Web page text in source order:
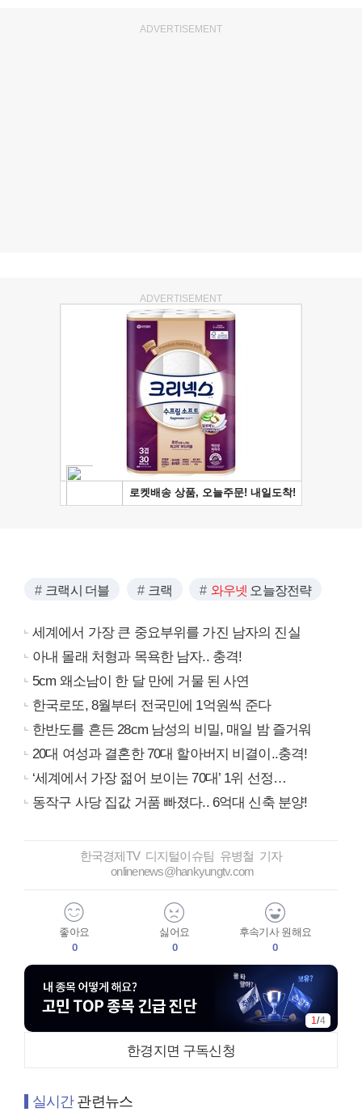
ADVERTISEMENT
ADVERTISEMENT
크랙시 더블 크랙 와우넷 오늘장전략
세계에서 가장 큰 중요부위를 가진 남자의 진실
아내 몰래 처형과 목욕한 남자.. 충격!
5cm 왜소남이 한 달 만에 거물 된 사연
한국로또, 8월부터 전국민에 1억원씩 준다
한반도를 흔든 28cm 남성의 비밀, 매일 밤 즐거워
20대 여성과 결혼한 70대 할아버지 비결이..충격!
‘세계에서 가장 젊어 보이는 70대’ 1위 선정…
동작구 사당 집값 거품 빠졌다.. 6억대 신축 분양!
한국경제TV 디지털이슈팀 유병철 기자
onlinenews@hankyungtv.com
좋아요
0
싫어요
0
후속기사 원해요
0
2/4
한경지면 구독신청
실시간관련뉴스